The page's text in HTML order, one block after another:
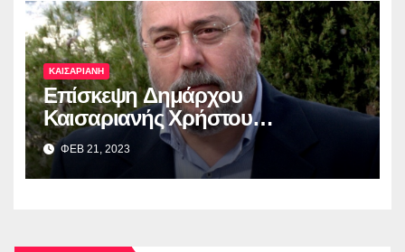
ΚΑΙΣΑΡΙΑΝΗ
Επίσκεψη Δημάρχου
Καισαριανής Χρήστου
Βοσκόπουλου στην έκθεση
“ΜΙΚΡΑ ΑΣΙΑ: Λάμψη –
Καταστροφή – Ξεριζωμός –
ΦΕΒ 21, 2023